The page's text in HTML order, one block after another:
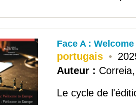
Face A :
portugais •
Auteur :
Le cycle de